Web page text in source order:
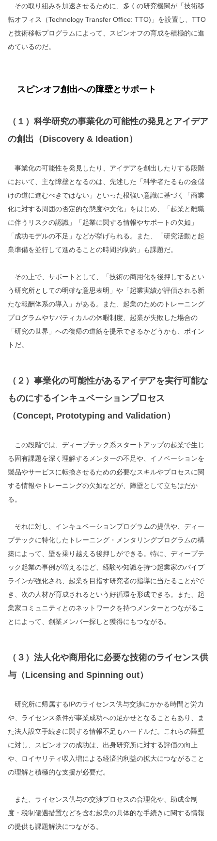
その取り組みを加速させるために、多くの研究機関が「技術移
転オフィス（Technology Transfer Office: TTO)」を設置し、TTO
と技術移転プログラムによって、スピンオフの育成を積極的に進
めているのだ。
スピンオフ創出への障壁とサポート
（１）科学研究の事業化の可能性の発見とアイデア
の創出（Discovery & Ideation）
事業化の可能性を発見したり、アイデアを創出したりする段階
において、主な障壁となるのは、先述した「科学者たるもの金儲
けの道に進むべきではない」といった根強い意識に基づく「商業
化に対する周囲の否定的な態度や文化」をはじめ、「起業と離職
に伴うリスクの認識」「起業に関する情報やサポートの欠如」
「成功モデルの不足」などが挙げられる。また、「研究活動と起
業準備を並行して進めることの時間的制約」も課題だ。
その上で、サポートとして、「技術の商用化を後押しするとい
う研究所としての明確な意思表明」や「起業実績が評価される新
たな報酬体系の導入」がある。また、起業のためのトレーニング
プログラムやサバティカルの休暇制度、起業が失敗した場合の
「研究の世界」への復帰の道筋を提示できるかどうかも、ポイン
トだ。
（２）事業化の可能性があるアイデアを実行可能な
ものにするインキュベーションプロセス
（Concept, Prototyping and Validation）
この段階では、ディープテック系スタートアップの起業で生じ
る固有課題を深く理解するメンターの不足や、イノベーションを
製品やサービスに転換させるための必要なスキルやプロセスに関
する情報やトレーニングの欠如などが、障壁として立ちはだか
る。
それに対し、インキュベーションプログラムの提供や、ディー
プテックに特化したトレーニング・メンタリングプログラムの構
築によって、壁を乗り越える後押しができる。特に、ディープテ
ック起業の事例が増えるほど、経験や知識を持つ起業家のパイプ
ラインが強化され、起業を目指す研究者の指導に当たることがで
き、次の人材が育成されるという好循環を形成できる。また、起
業家コミュニティとのネットワークを持つメンターとつながるこ
とによって、創業メンバー探しと獲得にもつながる。
（３）法人化や商用化に必要な技術のライセンス供
与（Licensing and Spinning out）
研究所に帰属するIPのライセンス供与交渉にかかる時間と労力
や、ライセンス条件が事業成功への足かせとなることもあり、ま
た法人設立手続きに関する情報不足もハードルだ。これらの障壁
に対し、スピンオフの成功は、出身研究所に対する評価の向上
や、ロイヤリティ収入増による経済的利益の拡大につながること
の理解と積極的な支援が必要だ。
また、ライセンス供与の交渉プロセスの合理化や、助成金制
度・税制優遇措置などを含む起業の具体的な手続きに関する情報
の提供も課題解決につながる。